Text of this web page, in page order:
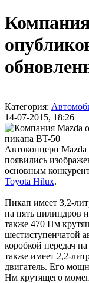
Категория:
14-07-2015, 18:26
Автоконцерн
появились
основным
Toyota Hilux.
Пикап имеет 3,2-
на пять цилиндров
также 470 Нм
шестиступенчатой
коробкой передач
также имеет 2,2-
двигатель. Его
Нм крутящего